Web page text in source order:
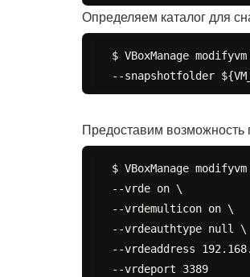
Определяем каталог для
$ VBoxManage
Предоставим
$ VBoxManage
--vrde on \
--vrdemulticon on \
--vrdeauthtype null \
--vrdeaddress
--vrdeport 3389